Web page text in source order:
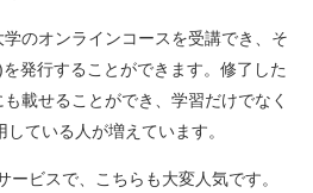
学のオンラインコースを受講でき、そ
発行することができます。修了した
載せることができ、学習だけでなく
ている人が増えています。
ービスで、こちらも大変人気です。